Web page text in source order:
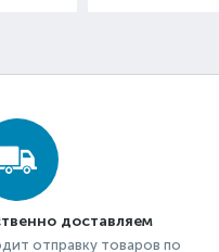
доставляем
отправку товаров по